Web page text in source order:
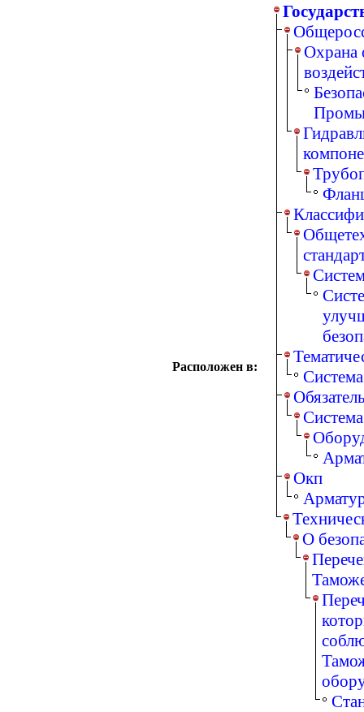
Расположен в:
Охрана
Окп
О